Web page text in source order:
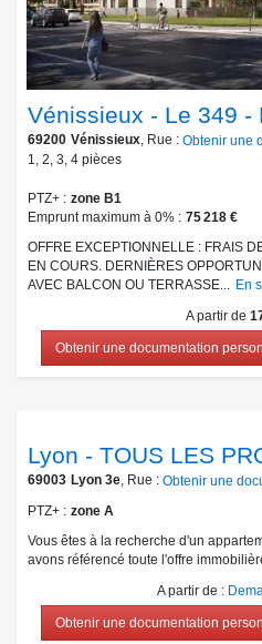
Vénissieux - Le 349 -
69200 Vénissieux, Rue : Obtenir une
1, 2, 3, 4 pièces
PTZ+
zone B1
Emprunt maximum à 0%
75 218 €
OFFRE EXCEPTIONNELLE : FRAIS
EN COURS. DERNIÈRES
AVEC BALCON OU TERRASSE... En
A partir de
Obtenir une documentation
Lyon - TOUS LES
69003 Lyon 3e, Rue : Obtenir une
PTZ+
zone A
Vous êtes à la recherche d'un
avons référencé toute l'offre
A partir de :
Obtenir une documentation